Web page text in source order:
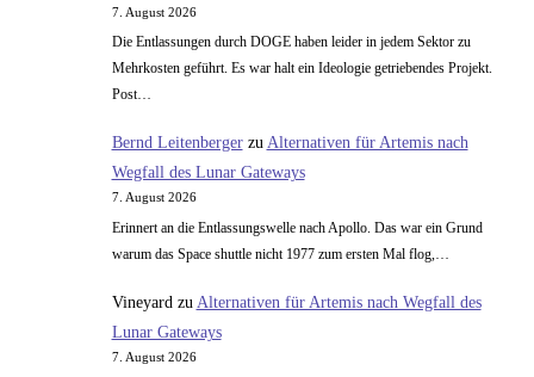
7. August 2026
Die Entlassungen durch DOGE haben leider in jedem Sektor zu
Mehrkosten geführt. Es war halt ein Ideologie getriebendes Projekt.
Post…
Bernd Leitenbergerzu Alternativen für Artemis nach
Wegfall des Lunar Gateways
7. August 2026
Erinnert an die Entlassungswelle nach Apollo. Das war ein Grund
warum das Space shuttle nicht 1977 zum ersten Mal flog,…
Vineyard zu Alternativen für Artemis nach Wegfall des
Lunar Gateways
7. August 2026